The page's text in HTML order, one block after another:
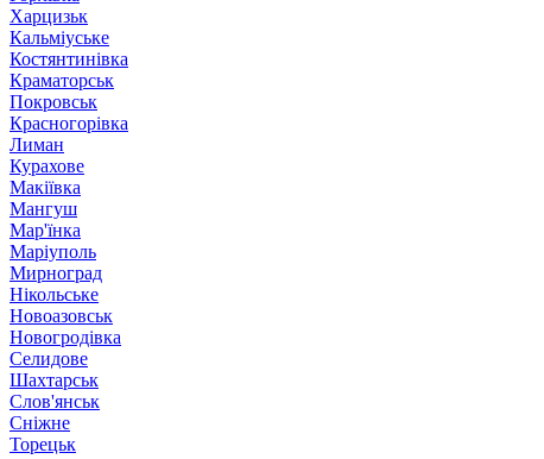
Харцизьк
Кальміуське
Костянтинівка
Краматорськ
Покровськ
Красногорівка
Лиман
Курахове
Макіївка
Мангуш
Мар'їнка
Маріуполь
Мирноград
Нікольське
Новоазовськ
Новогродівка
Селидове
Шахтарськ
Слов'янськ
Сніжне
Торецьк